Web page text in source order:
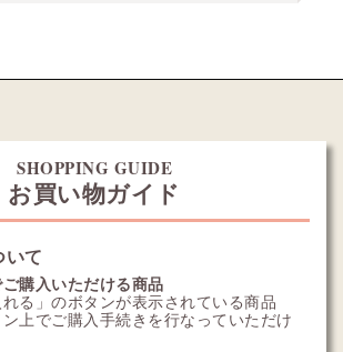
SHOPPING GUIDE
お買い物ガイド
いて
購入いただける商品
れる」のボタンが表示されている商品
上でご購入手続きを行なっていただけ